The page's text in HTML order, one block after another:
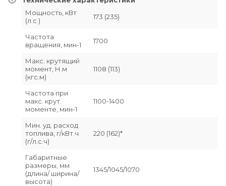
Мощность, кВт
(л.с.)
173 (235)
Частота
вращения, мин-1
1700
Макс. крутящий
момент, Н.м
(кгс.м)
1108 (113)
Частота при
макс. крут.
моменте, мин-1
1100-1400
Мин. уд. расход
топлива, г/кВт.ч
(г/л.с.ч)
220 (162)*
Габаритные
размеры, мм
(длина/ ширина/
высота)
1345/1045/1070